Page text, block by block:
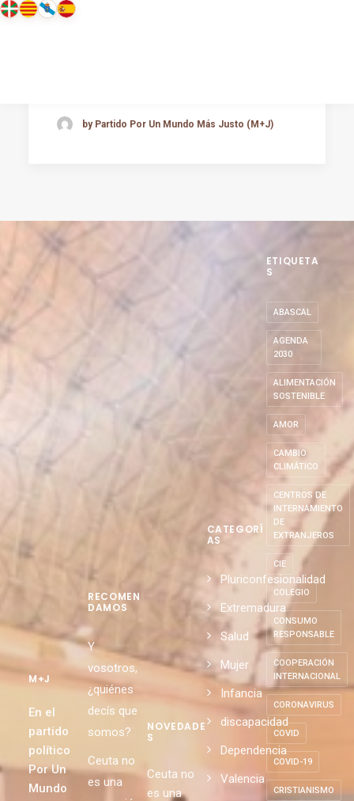
by Partido Por Un Mundo Más Justo (M+J)
M+J
En el
partido
político
Por Un
Mundo
RECOMEN
DAMOS
Y
vosotros,
¿quiénes
decís que
somos?
Ceuta no
es una
NOVEDADE
S
Ceuta no
es una
CATEGORÍ
AS
Pluriconfesionalidad
Extremadura
Salud
Mujer
Infancia
discapacidad
Dependencia
Valencia
ETIQUETA
S
ABASCAL
AGENDA
2030
ALIMENTACIÓN
SOSTENIBLE
AMOR
CAMBIO
CLIMÁTICO
CENTROS DE
INTERNAMIENTO
DE
EXTRANJEROS
CIE
COLEGIO
CONSUMO
RESPONSABLE
COOPERACIÓN
INTERNACIONAL
CORONAVIRUS
COVID
COVID-19
CRISTIANISMO